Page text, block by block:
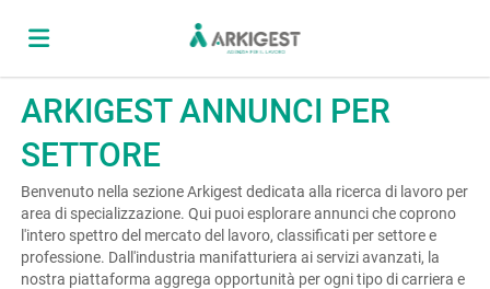
Home
Offerte
di
Carica
ARKIGEST ANNUNCI PER
SETTORE
Benvenuto nella sezione Arkigest dedicata alla ricerca di lavoro per
area di specializzazione. Qui puoi esplorare annunci che coprono
l'intero spettro del mercato del lavoro, classificati per settore e
professione. Dall'industria manifatturiera ai servizi avanzati, la
nostra piattaforma aggrega opportunità per ogni tipo di carriera e